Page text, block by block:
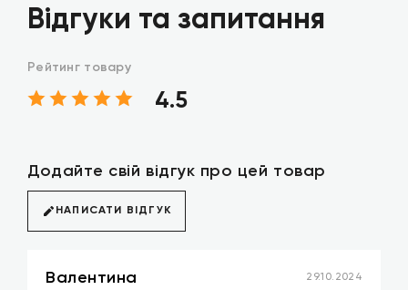
Відгуки та запитання
Рейтинг товару
4.5
Додайте свій відгук про цей товар
НАПИСАТИ ВІДГУК
Валентина 29.10.2024